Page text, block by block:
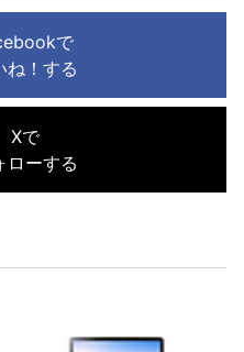
で
ね！する
Xで
ローする